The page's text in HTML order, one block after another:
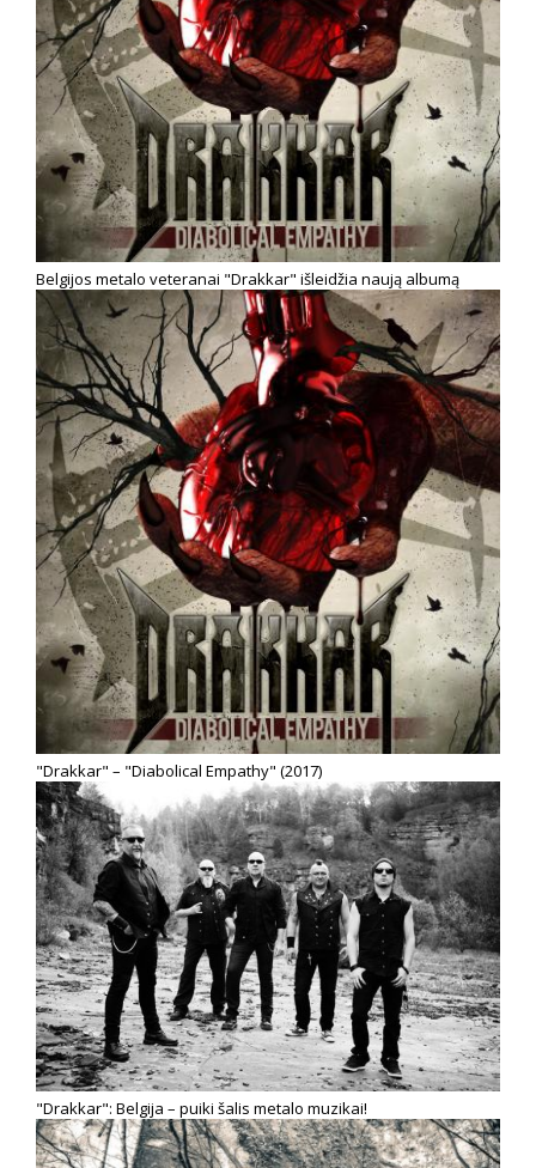
Belgijos metalo veteranai "Drakkar" išleidžia naują albumą
"Drakkar" – "Diabolical Empathy" (2017)
"Drakkar": Belgija – puiki šalis metalo muzikai!